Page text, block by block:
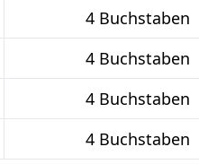
4 Buchstaben
4 Buchstaben
4 Buchstaben
4 Buchstaben